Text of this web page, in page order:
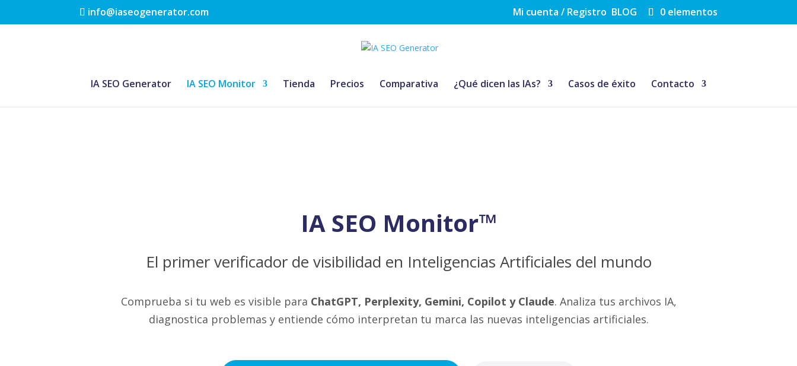
info@iaseogenerator.com Mi cuenta / Registro BLOG 0 elementos
IA SEO Generator IA SEO Monitor Tienda Precios Comparativa ¿Qué dicen las IAs? Casos de éxito Contacto
IA SEO Monitor™
El primer verificador de visibilidad en Inteligencias Artificiales del mundo
Comprueba si tu web es visible para ChatGPT, Perplexity, Gemini, Copilot y Claude. Analiza tus archivos IA,
diagnostica problemas y entiende cómo interpretan tu marca las nuevas inteligencias artificiales.